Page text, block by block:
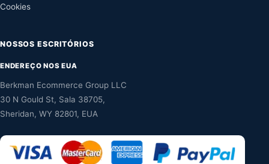
Cookies
NOSSOS ESCRITÓRIOS
ENDEREÇO NOS EUA
Berkman Ecommerce Group LLC
30 N Gould St, Sala 38705,
Sheridan, WY 82801, EUA